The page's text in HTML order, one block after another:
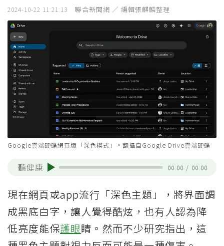
2024-10-22 11:21:13 聯合新聞網 ／ 編輯張麒麟整理
Google雲端硬碟網頁版「深色模式」。翻攝自Google Drive雲端硬碟
聽健康 00:00 / 00:00
現在網頁或app流行「深色主題」，將界面調
成黑底白字，讓人覺得酷炫，也有人認為降
低亮度能保護眼睛。然而不少研究指出，這